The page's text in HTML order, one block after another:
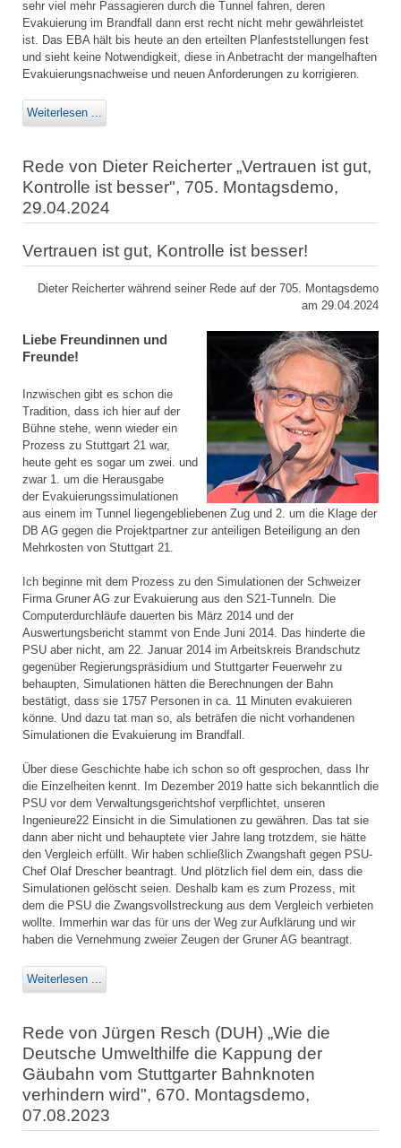
sehr viel mehr Passagieren durch die Tunnel fahren, deren
Evakuierung im Brandfall dann erst recht nicht mehr gewährleistet
ist. Das EBA hält bis heute an den erteilten Planfeststellungen fest
und sieht keine Notwendigkeit, diese in Anbetracht der mangelhaften
Evakuierungsnachweise und neuen Anforderungen zu korrigieren.
Weiterlesen ...
Rede von Dieter Reicherter „Vertrauen ist gut,
Kontrolle ist besser", 705. Montagsdemo,
29.04.2024
Vertrauen ist gut, Kontrolle ist besser!
Dieter Reicherter während seiner Rede auf der 705. Montagsdemo
am 29.04.2024
Liebe Freundinnen und
Freunde!
Inzwischen gibt es schon die
Tradition, dass ich hier auf der
Bühne stehe, wenn wieder ein
Prozess zu Stuttgart 21 war,
heute geht es sogar um zwei. und
zwar 1. um die Herausgabe
der Evakuierungssimulationen
aus einem im Tunnel liegengebliebenen Zug und 2. um die Klage der
DB AG gegen die Projektpartner zur anteiligen Beteiligung an den
Mehrkosten von Stuttgart 21.
Ich beginne mit dem Prozess zu den Simulationen der Schweizer
Firma Gruner AG zur Evakuierung aus den S21-Tunneln. Die
Computerdurchläufe dauerten bis März 2014 und der
Auswertungsbericht stammt von Ende Juni 2014. Das hinderte die
PSU aber nicht, am 22. Januar 2014 im Arbeitskreis Brandschutz
gegenüber Regierungspräsidium und Stuttgarter Feuerwehr zu
behaupten, Simulationen hätten die Berechnungen der Bahn
bestätigt, dass sie 1757 Personen in ca. 11 Minuten evakuieren
könne. Und dazu tat man so, als beträfen die nicht vorhandenen
Simulationen die Evakuierung im Brandfall.
Über diese Geschichte habe ich schon so oft gesprochen, dass Ihr
die Einzelheiten kennt. Im Dezember 2019 hatte sich bekanntlich die
PSU vor dem Verwaltungsgerichtshof verpflichtet, unseren
Ingenieure22 Einsicht in die Simulationen zu gewähren. Das tat sie
dann aber nicht und behauptete vier Jahre lang trotzdem, sie hätte
den Vergleich erfüllt. Wir haben schließlich Zwangshaft gegen PSU-
Chef Olaf Drescher beantragt. Und plötzlich fiel dem ein, dass die
Simulationen gelöscht seien. Deshalb kam es zum Prozess, mit
dem die PSU die Zwangsvollstreckung aus dem Vergleich verbieten
wollte. Immerhin war das für uns der Weg zur Aufklärung und wir
haben die Vernehmung zweier Zeugen der Gruner AG beantragt.
Weiterlesen ...
Rede von Jürgen Resch (DUH) „Wie die
Deutsche Umwelthilfe die Kappung der
Gäubahn vom Stuttgarter Bahnknoten
verhindern wird", 670. Montagsdemo,
07.08.2023